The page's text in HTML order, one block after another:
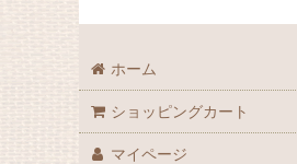
ホーム
ショッピングカート
マイページ